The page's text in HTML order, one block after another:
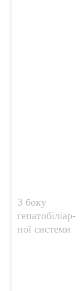
З боку
гепатобіліар-
ної системи